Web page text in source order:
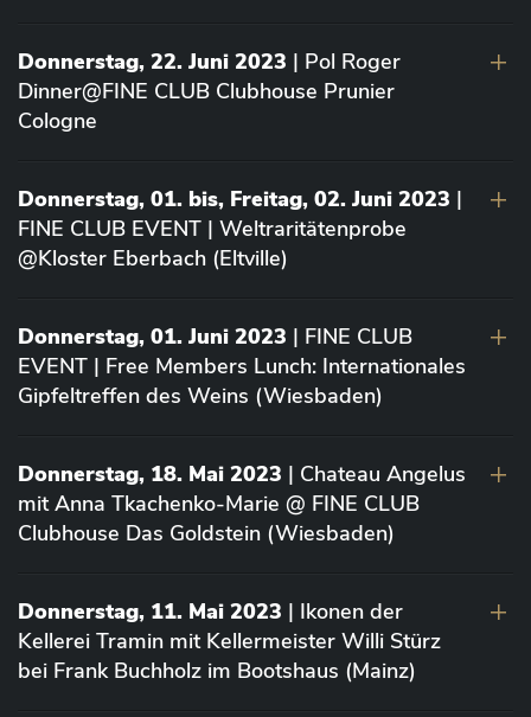
Donnerstag, 22. Juni 2023 | Pol Roger
Dinner@FINE CLUB Clubhouse Prunier
Cologne
Donnerstag, 01. bis, Freitag, 02. Juni 2023 |
FINE CLUB EVENT | Weltraritätenprobe
@Kloster Eberbach (Eltville)
Donnerstag, 01. Juni 2023 | FINE CLUB
EVENT | Free Members Lunch: Internationales
Gipfeltreffen des Weins (Wiesbaden)
Donnerstag, 18. Mai 2023 | Chateau Angelus
mit Anna Tkachenko-Marie @ FINE CLUB
Clubhouse Das Goldstein (Wiesbaden)
Donnerstag, 11. Mai 2023 | Ikonen der
Kellerei Tramin mit Kellermeister Willi Stürz
bei Frank Buchholz im Bootshaus (Mainz)